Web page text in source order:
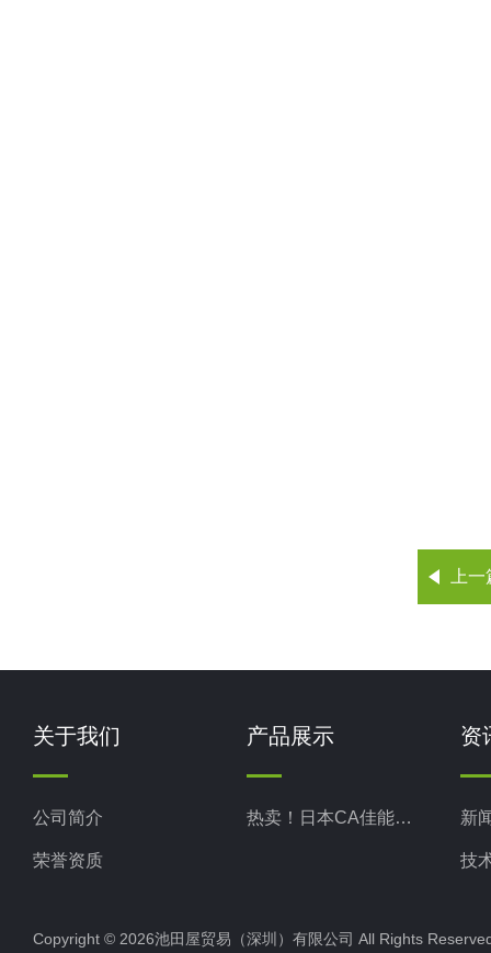
上
关于我们
公司简介
荣誉资质
产品展示
热卖！日本CA佳能真空
资
新
技
Copyright © 2026池田屋贸易（深圳）有限公司 All Rights